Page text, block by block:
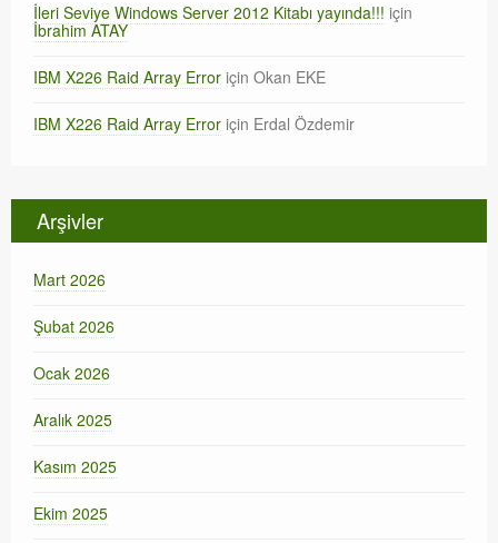
İleri Seviye Windows Server 2012 Kitabı yayında!!! için
İbrahim ATAY
IBM X226 Raid Array Error için Okan EKE
IBM X226 Raid Array Error için Erdal Özdemir
Arşivler
Mart 2026
Şubat 2026
Ocak 2026
Aralık 2025
Kasım 2025
Ekim 2025